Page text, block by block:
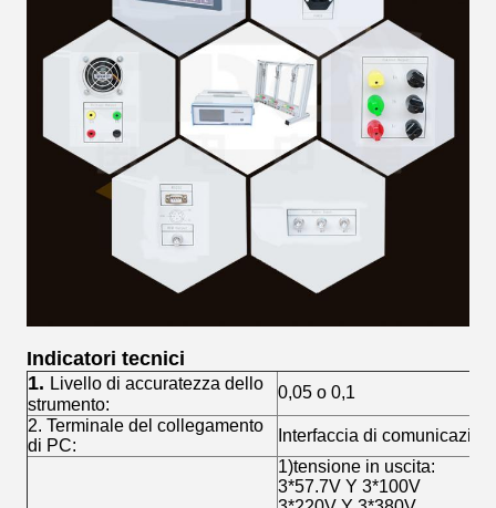
Indicatori tecnici
1. Livello di accuratezza dello
strumento:
0,05 o 0,1
2. Terminale del collegamento
di PC:
Interfaccia di
1)tensione in uscita:
3*57.7V Y 3*100V